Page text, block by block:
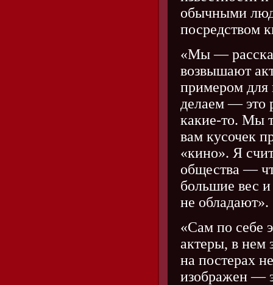
обычными
посредством
«Мы —
возвышают
примером для
делаем — это
какие-то. Мы
вам кусочек
«кино». Я
общества —
большие вес
не обладают».
«Сам по себе
актеры, в нем
на постерах
изображен —